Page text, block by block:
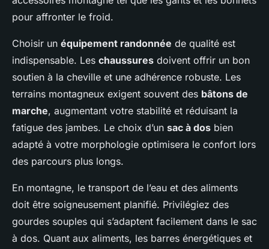
pour affronter le froid.
Choisir un équipement randonnée de qualité est
indispensable. Les chaussures doivent offrir un bon
soutien à la cheville et une adhérence robuste. Les
terrains montagneux exigent souvent des bâtons de
marche, augmentant votre stabilité et réduisant la
fatigue des jambes. Le choix d’un sac à dos bien
adapté à votre morphologie optimisera le confort lors
des parcours plus longs.
En montagne, le transport de l’eau et des aliments
doit être soigneusement planifié. Privilégiez des
gourdes souples qui s’adaptent facilement dans le sac
à dos. Quant aux aliments, les barres énergétiques et